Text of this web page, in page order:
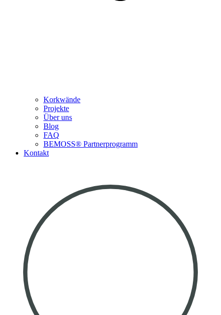
Korkwände
Projekte
Über uns
Blog
FAQ
BEMOSS® Partnerprogramm​
Kontakt